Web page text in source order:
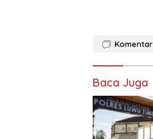
Komentar
Baca Juga